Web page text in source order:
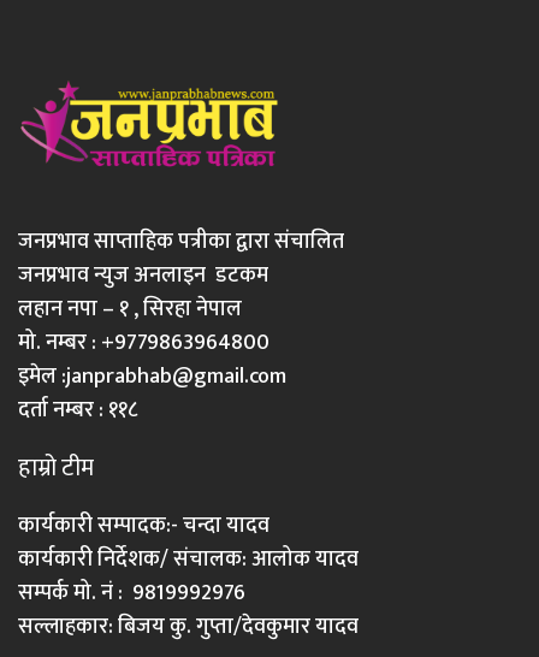
जनप्रभाव साप्ताहिक पत्रीका द्वारा संचालित
जनप्रभाव न्युज अनलाइन डटकम
लहान नपा – १ , सिरहा नेपाल
मो. नम्बर : +9779863964800
इमेल :janprabhab@gmail.com
दर्ता नम्बर : ११८
हाम्रो टीम
कार्यकारी सम्पादक:- चन्दा यादव
कार्यकारी निर्देशक/ संचालक: आलोक यादव
सम्पर्क मो. नं : 9819992976
सल्लाहकार: बिजय कु. गुप्ता/देवकुमार यादव